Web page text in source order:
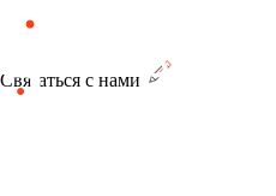
Связаться с нами